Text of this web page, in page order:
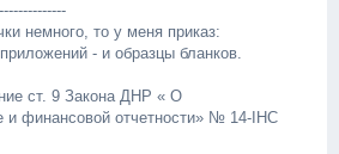
немного, то у меня приказ:
- и образцы бланков.
ст. 9 Закона ДНР « О
и финансовой отчетности» № 14-IHC